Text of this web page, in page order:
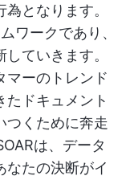
となります。
ワークであり、
ていきます。
マーのトレンド
ドキュメント
つくために奔走
は、データ
なたの決断がイ